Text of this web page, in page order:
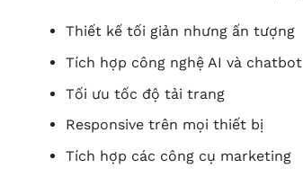
Thiết kế tối giản nhưng ấn tượng
Tích hợp công nghệ AI và chatbot
Tối ưu tốc độ tải trang
Responsive trên mọi thiết bị
Tích hợp các công cụ marketing